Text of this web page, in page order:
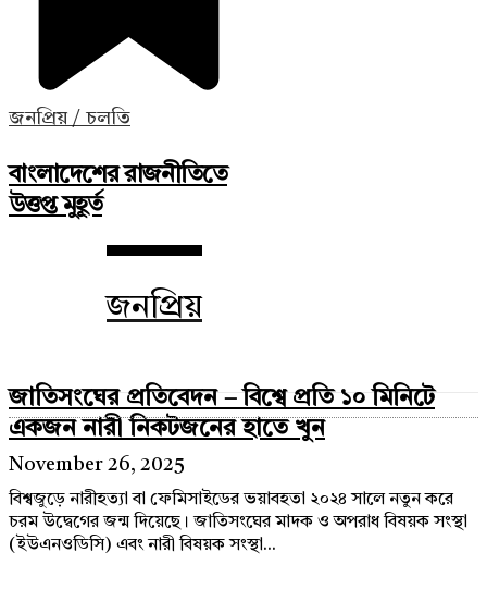
জনপ্রিয় / চলতি
বাংলাদেশের রাজনীতিতে
উত্তপ্ত মুহূর্ত
জনপ্রিয়
জাতিসংঘের প্রতিবেদন – বিশ্বে প্রতি ১০ মিনিটে
একজন নারী নিকটজনের হাতে খুন
November 26, 2025
বিশ্বজুড়ে নারীহত্যা বা ফেমিসাইডের ভয়াবহতা ২০২৪ সালে নতুন করে
চরম উদ্বেগের জন্ম দিয়েছে। জাতিসংঘের মাদক ও অপরাধ বিষয়ক সংস্থা
(ইউএনওডিসি) এবং নারী বিষয়ক সংস্থা...